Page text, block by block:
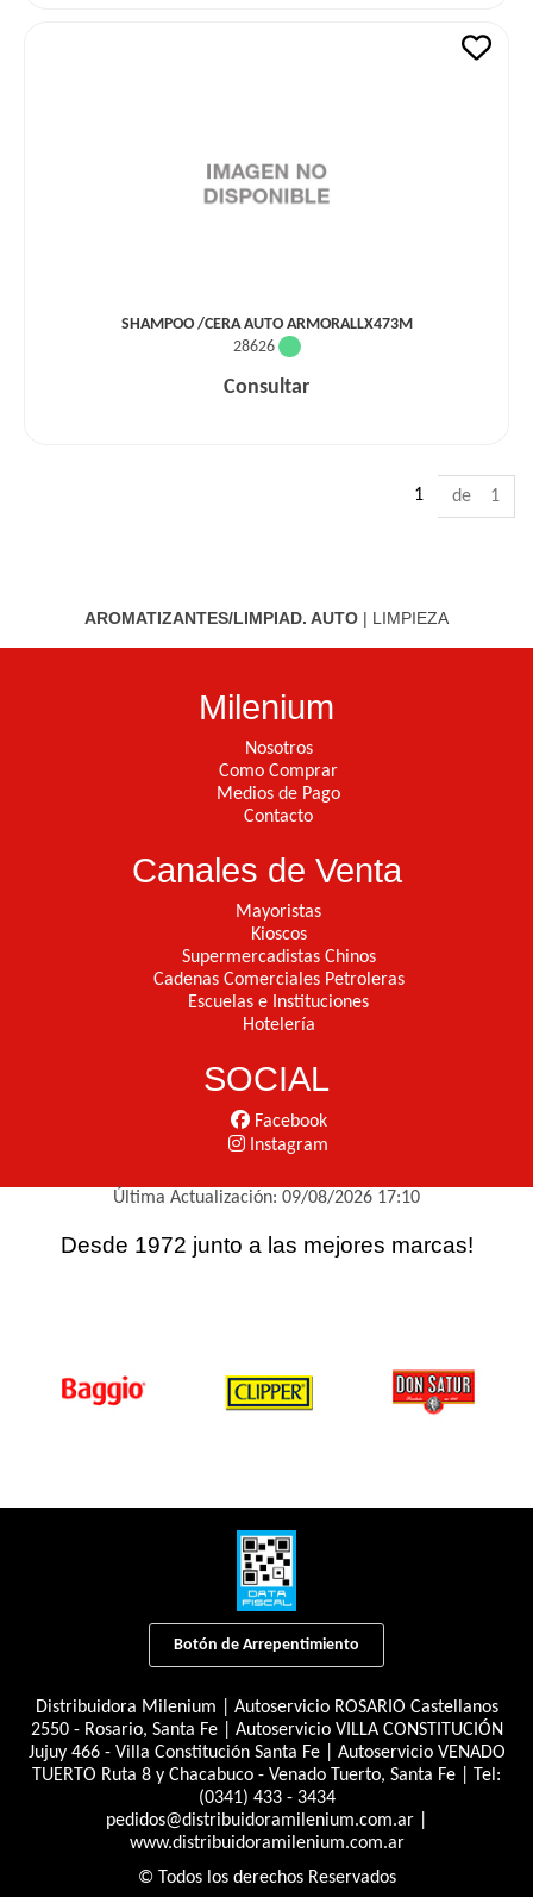
SHAMPOO /CERA AUTO ARMORALLX473M
28626
Consultar
1 de 1
AROMATIZANTES/LIMPIAD. AUTO | LIMPIEZA
Milenium
Nosotros
Como Comprar
Medios de Pago
Contacto
Canales de Venta
Mayoristas
Kioscos
Supermercadistas Chinos
Cadenas Comerciales Petroleras
Escuelas e Instituciones
Hotelería
SOCIAL
Facebook
Instagram
Última Actualización: 09/08/2026 17:10
Desde 1972 junto a las mejores marcas!
Botón de Arrepentimiento
Distribuidora Milenium | Autoservicio ROSARIO Castellanos
2550 - Rosario, Santa Fe | Autoservicio VILLA CONSTITUCIÓN
Jujuy 466 - Villa Constitución Santa Fe | Autoservicio VENADO
TUERTO Ruta 8 y Chacabuco - Venado Tuerto, Santa Fe | Tel:
(0341) 433 - 3434
pedidos@distribuidoramilenium.com.ar
www.distribuidoramilenium.com.ar
© Todos los derechos Reservados